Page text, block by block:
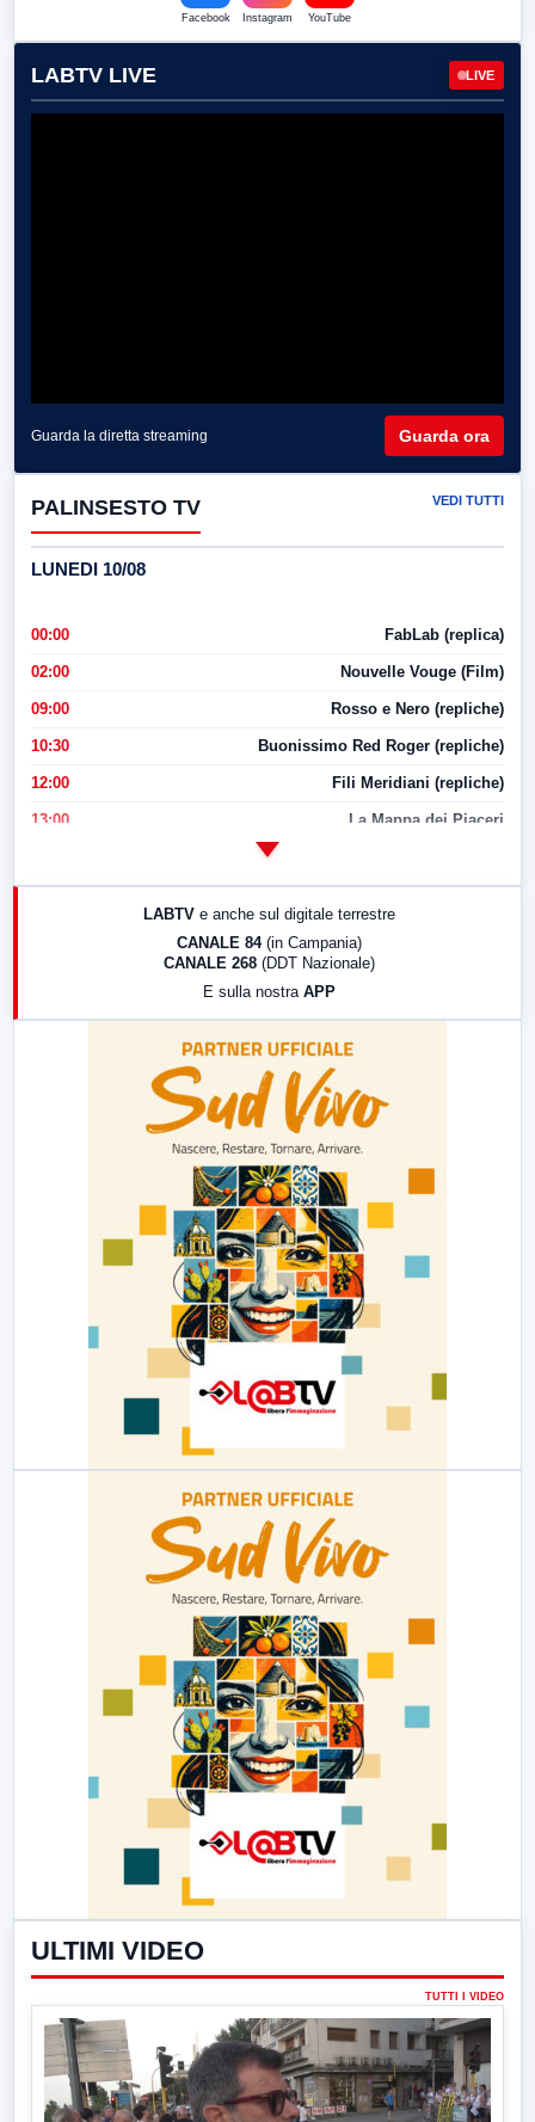
Facebook Instagram YouTube
LABTV LIVE LIVE
Guarda la diretta streaming Guarda ora
PALINSESTO TV VEDI TUTTI
LUNEDI 10/08
00:00 FabLab (replica)
02:00 Nouvelle Vouge (Film)
09:00 Rosso e Nero (repliche)
10:30 Buonissimo Red Roger (repliche)
12:00 Fili Meridiani (repliche)
13:00 La Mappa dei Piaceri
LABTV e anche sul digitale terrestre
CANALE 84 (in Campania)
CANALE 268 (DDT Nazionale)
E sulla nostra APP
ULTIMI VIDEO
TUTTI I VIDEO